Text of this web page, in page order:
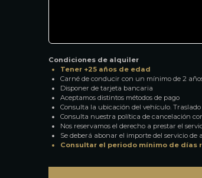
Condiciones de alquiler
Tener +25 años de edad
Carné de conducir con un mínimo de 2
Disponer de tarjeta bancaria
Aceptamos distintos métodos de pago
Consulta la ubicación del vehículo.
Consulta nuestra política de cancelación
Nos reservamos el derecho a prestar el
Se deberá abonar el importe del servicio
Consultar el periodo mínimo de días